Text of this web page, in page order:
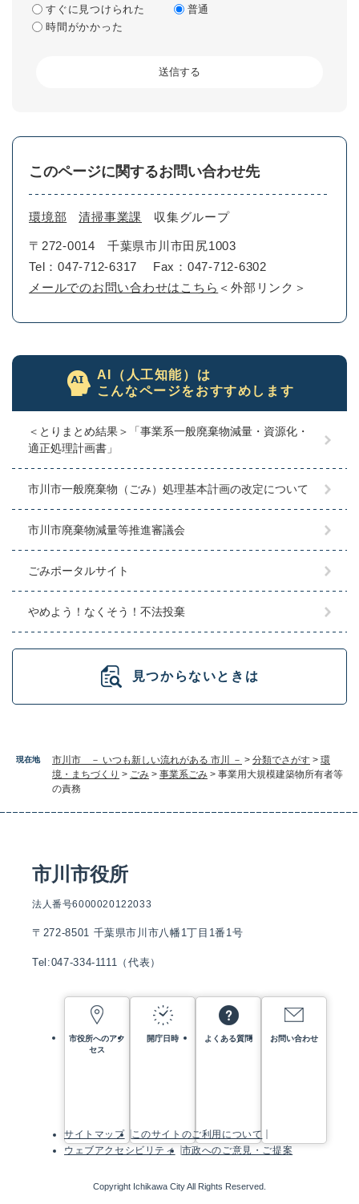
現在地 市川市 － いつも新しい流れがある 市川 － > 分類でさがす > 環
境・まちづくり > ごみ > 事業系ごみ > 事業用大規模建築物所有者等
の責務
すぐに見つけられた
普通
時間がかかった
このページに関するお問い合わせ先
環境部 清掃事業課 収集グループ
〒272-0014
千葉県市川市田尻1003
Tel：047-712-6317
Fax：047-712-6302
メールでのお問い合わせはこちら ＜外部リンク＞
AI（人工知能）は
こんなページをおすすめします
＜とりまとめ結果＞「事業系一般廃棄物減量・資源化・
適正処理計画書」
市川市一般廃棄物（ごみ）処理基本計画の改定について
市川市廃棄物減量等推進審議会
ごみポータルサイト
やめよう！なくそう！不法投棄
見つからないときは
市川市役所
法人番号6000020122033
〒272-8501 千葉県市川市八幡1丁目1番1号
Tel:047-334-1111（代表）
市役所へのアク
セス
開庁日時 よくある質問 お問い合わせ
サイトマップ
このサイトのご利用について
ウェブアクセシビリティ
市政へのご意見・ご提案
Copyright Ichikawa City All Rights Reserved.